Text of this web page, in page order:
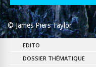
© James Piers Taylor
EDITO
DOSSIER THÉMATIQUE